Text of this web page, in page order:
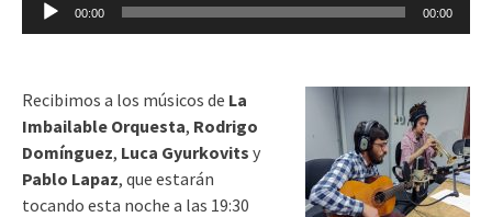
00:00 00:00
Recibimos a los músicos de La
Imbailable Orquesta, Rodrigo
Domínguez,⁩⁩ Luca Gyurkovits y⁩
Pablo Lapaz, que estarán
tocando esta noche a las 19:30